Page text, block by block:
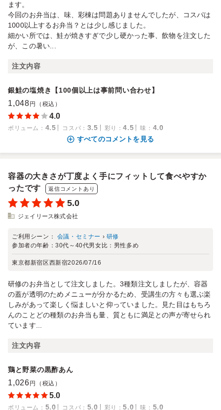
ます。
今回のお弁当は、味、彩棟は問題ありませんでしたが、コスパは
1000以上するお弁当？とは少し感じました。
細かい所では、鮭が焼きすぎで少し硬かった事、飲物を注文した
が、この暑い...
注文内容
銀鮭の塩焼き【100個以上は事前問い合わせ】
1,048 円（税込）
4.0
ボリューム ： 4.5 コスパ ： 3.5 彩り ：4.5 味 ： 4.0
すべてのコメントを見る
容器の大きさが丁度よく手にフィットして食べやすか
ったです
返信コメントあり
5.0
ジェイリース株式会社
ご利用シーン： 会議・セミナー › 研修
参加者の年齢：30代～40代男女比： 男性多め
東京都新宿区西新宿2026/07/16
研修のお弁当として注文しました。3種類注文しましたが、容器
の蓋が透明のためメニューが分かるため、受講生の方々も選ぶ楽
しみがあって楽しく悩ましいと仰っていました。見た目はもちろ
んのことどの種類のお弁当も量、質ともに満足との声が寄せられ
ています...
注文内容
鶏と野菜の黒酢あん
1,026 円（税込）
5.0
ボリューム ： 5.0 コスパ ： 5.0 彩り ：5.0 味 ： 5.0